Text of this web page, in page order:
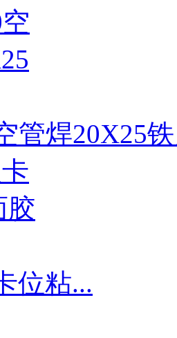
管焊20X25
位粘...